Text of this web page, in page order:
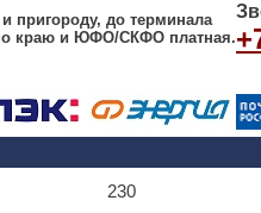
пригороду, до терминала
краю и ЮФО/СКФО платная.
230